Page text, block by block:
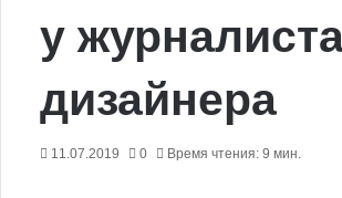
у
дизайнера
11.07.2019 0 Время чтения: 9 мин.